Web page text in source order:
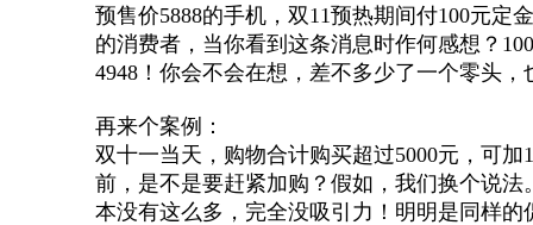
预售价5888的手机，双11预热期间付100元定
的消费者，当你看到这条消息时作何感想？
4948！你会不会在想，差不多少了一个零头
再来个案例：
双十一当天，购物合计购买超过5000元，可
前，是不是要赶紧加购？假如，我们换个说法
本没有这么多，完全没吸引力！明明是同样